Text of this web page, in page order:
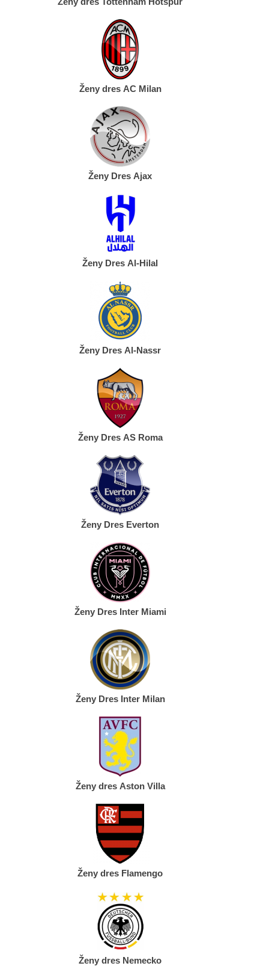
Ženy dres AC Milan
Ženy Dres Ajax
Ženy Dres Al-Hilal
Ženy Dres Al-Nassr
Ženy Dres AS Roma
Ženy Dres Everton
Ženy Dres Inter Miami
Ženy Dres Inter Milan
Ženy dres Aston Villa
Ženy dres Flamengo
Ženy dres Nemecko